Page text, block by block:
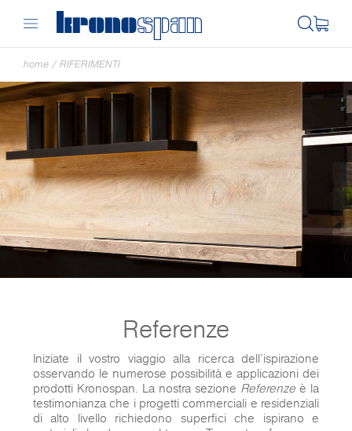
home / RIFERIMENTI
Referenze
Iniziate il vostro viaggio alla ricerca dell'ispirazione
osservando le numerose possibilità e applicazioni dei
prodotti Kronospan. La nostra sezione Referenze è la
testimonianza che i progetti commerciali e residenziali
di alto livello richiedono superfici che ispirano e